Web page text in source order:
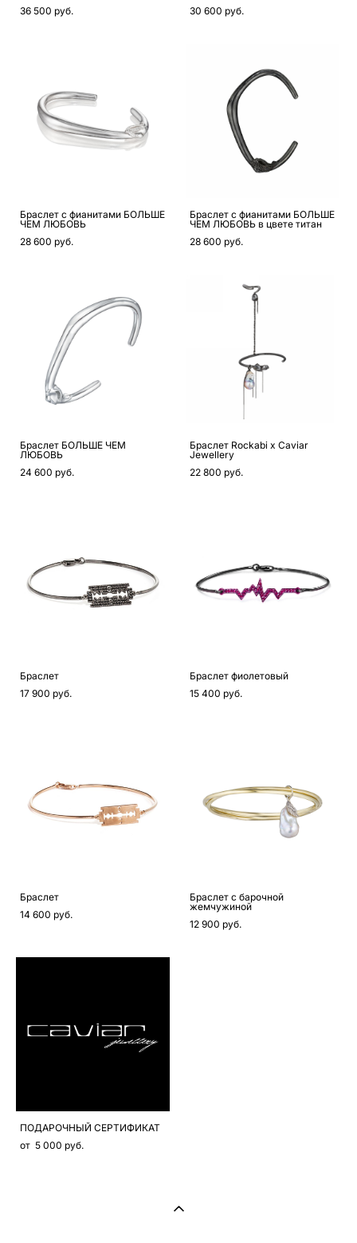
36 500 pуб.
30 600 pуб.
Браслет с фианитами БОЛЬШЕ
ЧЕМ ЛЮБОВЬ
28 600 pуб.
Браслет с фианитами БОЛЬШЕ
ЧЕМ ЛЮБОВЬ в цвете титан
28 600 pуб.
Браслет БОЛЬШЕ ЧЕМ
ЛЮБОВЬ
24 600 pуб.
Браслет Rockabi x Caviar
Jewellery
22 800 pуб.
Браслет
17 900 pуб.
Браслет фиолетовый
15 400 pуб.
Браслет
14 600 pуб.
Браслет с барочной
жемчужиной
12 900 pуб.
ПОДАРОЧНЫЙ СЕРТИФИКАТ
от 5 000 pуб.